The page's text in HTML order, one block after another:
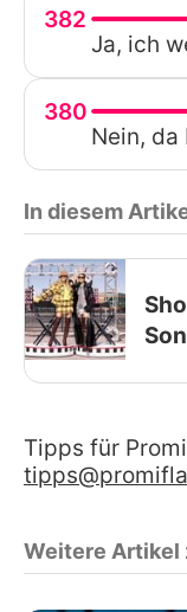
382
Ja, ich
380
Nein,
In diesem
Tipps für
Weitere Artikel